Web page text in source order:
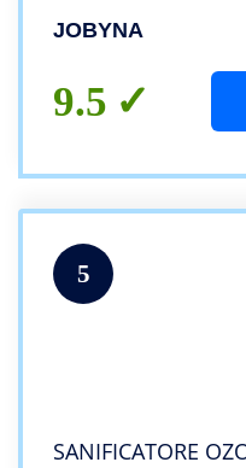
per Sanificare
Ozono
JOBYNA
9.5
5
SANIFICATORE